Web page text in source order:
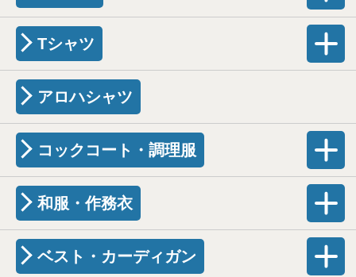
Tシャツ
アロハシャツ
コックコート・調理服
和服・作務衣
ベスト・カーディガン